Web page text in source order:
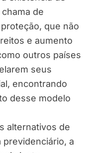
de
que não
e aumento
outros países
seus
encontrando
desse modelo
alternativos de
previdenciário, a